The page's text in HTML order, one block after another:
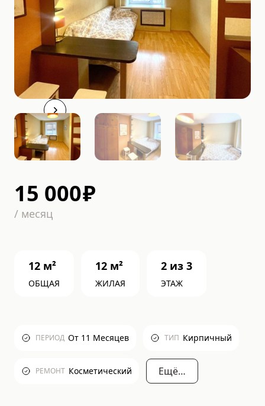
15 000₽
/ месяц
12 м²
ОБЩАЯ
12 м²
ЖИЛАЯ
2 из 3
ЭТАЖ
ПЕРИОД От 11 Месяцев ТИП Кирпичный
РЕМОНТ Косметический Ещё…